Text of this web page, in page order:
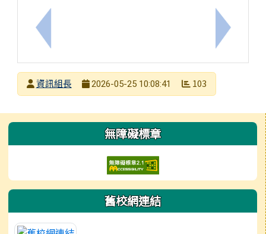
上一筆：「115年臺南市機器人營x美光晶片營實施計
下一筆：
發布者
資訊組長
2026-05-25 10:08:41 103
左邊區域內容 無障礙標章
舊校網連結